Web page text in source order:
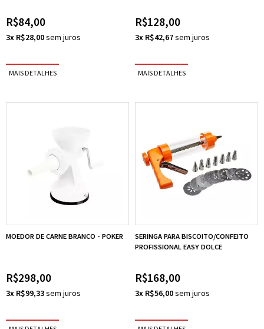
R$84,00
3x R$28,00
R$128,00
3x R$42,67
MOEDOR DE CARNE BRANCO - POKER
R$298,00
3x R$99,33
SERINGA PARA BISCOITO/CONFEITO
PROFISSIONAL EASY DOLCE
R$168,00
3x R$56,00